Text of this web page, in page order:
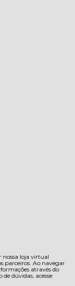
nossa loja virtual
parceiros. Ao navegar
através do
dúvidas, acesse